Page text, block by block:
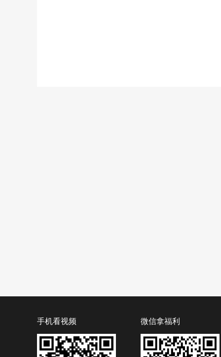
手机看视频 微信拿福利